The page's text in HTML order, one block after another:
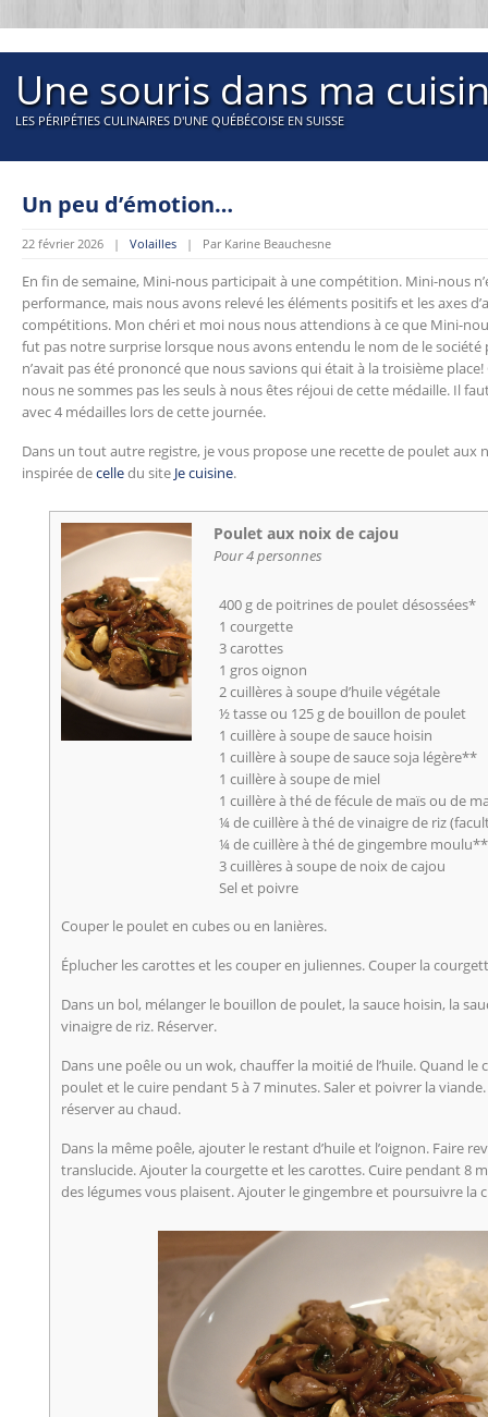
Une souris dans ma
LES PÉRIPÉTIES CULINAIRES D'UNE QUÉBÉCOISE EN SUISSE
Un peu d’émotion…
22 février 2026 | Volailles | Par Karine Beauchesne
En fin de semaine, Mini-nous participait à une compétition. Mini-nous
performance, mais nous avons relevé les éléments positifs et les axes
compétitions. Mon chéri et moi nous nous attendions à ce que Mini-
fut pas notre surprise lorsque nous avons entendu le nom de le
n’avait pas été prononcé que nous savions qui était à la troisième
nous ne sommes pas les seuls à nous êtes réjoui de cette médaille. Il
avec 4 médailles lors de cette journée.
Dans un tout autre registre, je vous propose une recette de poulet aux
inspirée decelledu site Je cuisine.
Poulet aux noix de cajou
Pour 4 personnes
400 g de poitrines de poulet désossées*
1 courgette
3 carottes
1 gros oignon
2 cuillères à soupe d’huile végétale
½ tasse ou 125 g de bouillon de poulet
1 cuillère à soupe de sauce hoisin
1 cuillère à soupe de sauce soja légère**
1 cuillère à soupe de miel
1 cuillère à thé de fécule de maïs ou de
¼ de cuillère à thé de vinaigre de riz
¼ de cuillère à thé de gingembre
3 cuillères à soupe de noix de cajou
Sel et poivre
Couper le poulet en cubes ou en lanières.
Éplucher les carottes et les couper en juliennes. Couper la
Dans un bol, mélanger le bouillon de poulet, la sauce hoisin, la
vinaigre de riz. Réserver.
Dans une poêle ou un wok, chauffer la moitié de l’huile. Quand le
poulet et le cuire pendant 5 à 7 minutes. Saler et poivrer la
réserver au chaud.
Dans la même poêle, ajouter le restant d’huile et l’oignon. Faire
translucide. Ajouter la courgette et les carottes. Cuire pendant 8
des légumes vous plaisent. Ajouter le gingembre et poursuivre la